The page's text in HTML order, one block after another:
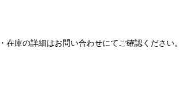
庫の詳細はお問い合わせにてご確認ください。